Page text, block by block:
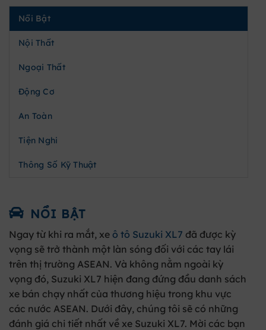
Nổi Bật
Nội Thất
Ngoại Thất
Động Cơ
An Toàn
Tiện Nghi
Thông Số Kỹ Thuật
NỔI BẬT
Ngay từ khi ra mắt, xe ô tô Suzuki XL7 đã được kỳ
vọng sẽ trở thành một làn sóng đối với các tay lái
trên thị trường ASEAN. Và không nằm ngoài kỳ
vọng đó, Suzuki XL7 hiện đang đứng đầu danh sách
xe bán chạy nhất của thương hiệu trong khu vực
các nước ASEAN. Dưới đây, chúng tôi sẽ có những
đánh giá chi tiết nhất về xe Suzuki XL7. Mời các bạn